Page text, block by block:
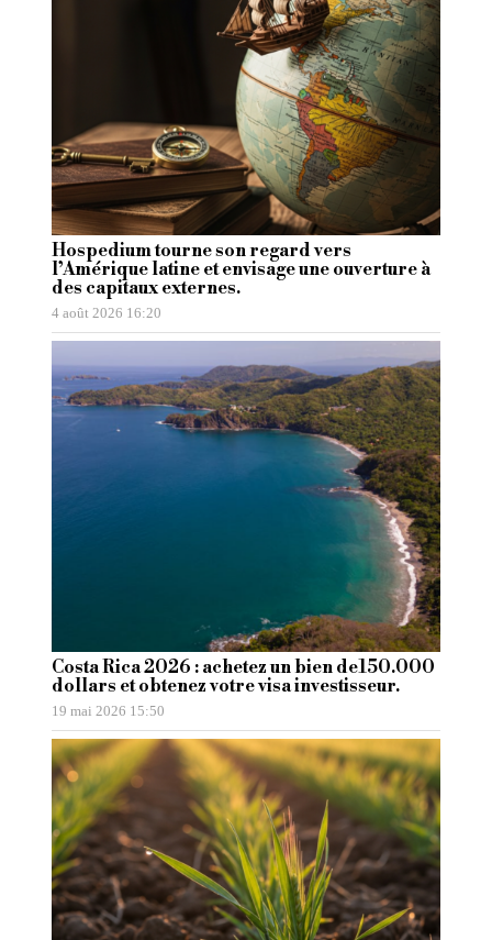
Hospedium tourne son regard vers
l’Amérique latine et envisage une ouverture à
des capitaux externes.
4 août 2026 16:20
Costa Rica 2026 : achetez un bien de150.000
dollars et obtenez votre visa investisseur.
19 mai 2026 15:50